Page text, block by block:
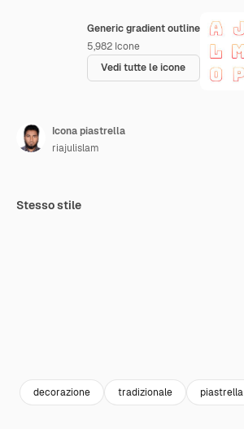
Generic gradient outline
5,982 Icone
Vedi tutte le icone
Icona piastrella
riajulislam
Stesso stile
decorazione tradizionale piastrella